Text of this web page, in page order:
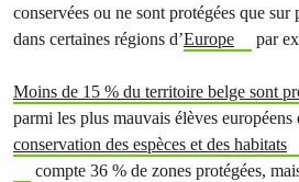
conservées ou ne sont protégées que sur
dans certaines régions d’Europe par
Moins de 15 % du territoire belge sont
parmi les plus mauvais élèves
conservation des espèces et des habitats
compte 36 % de zones protégées,